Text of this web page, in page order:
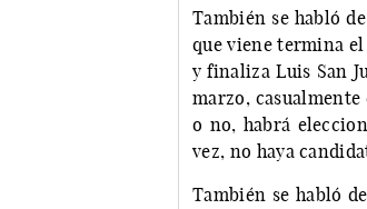
También se habló
que viene termina el
y finaliza Luis San
marzo, casualmente
o no, habrá
vez, no haya
También se habló